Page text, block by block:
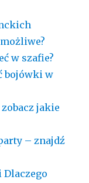
w szafie?
bojówki w
jakie
– znajdź